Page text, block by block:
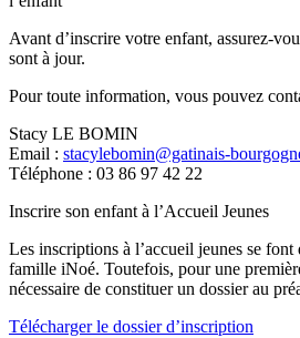
Avant d’inscrire votre enfant, assurez-
sont à jour.
Pour toute information, vous pouvez
Stacy LE BOMIN
Email : stacylebomin@gatinais-
Téléphone : 03 86 97 42 22
Inscrire son enfant à l’Accueil Jeunes
Les inscriptions à l’accueil jeunes se font
famille iNoé. Toutefois, pour une
nécessaire de constituer un dossier au
Télécharger le dossier d’inscription